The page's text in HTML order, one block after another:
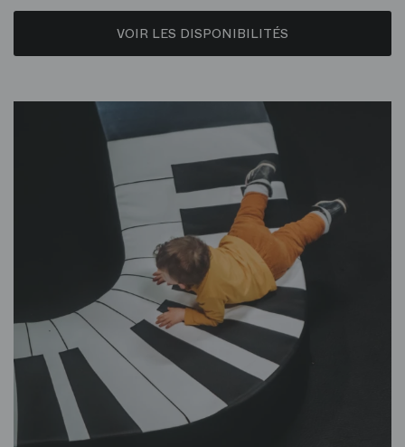
VOIR LES DISPONIBILITÉS